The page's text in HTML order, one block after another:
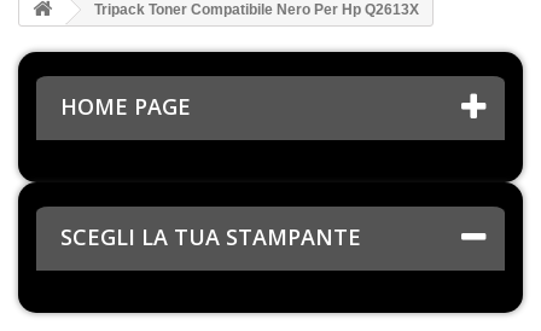
Tripack Toner Compatibile Nero Per Hp Q2613X
HOME PAGE
SCEGLI LA TUA STAMPANTE